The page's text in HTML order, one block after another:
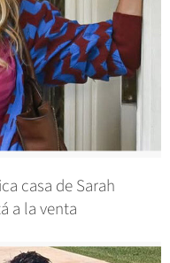
casa de Sarah
a la venta